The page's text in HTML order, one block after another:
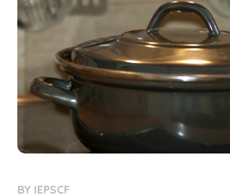
BY IEPSCF